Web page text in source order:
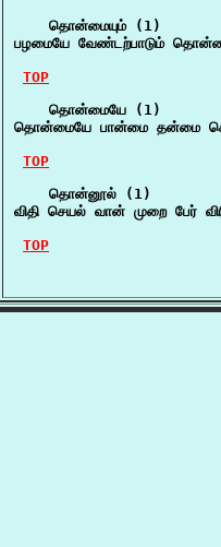
    தொன்மையும் (1)
பழமையே வேண்டற்பாடும்
TOP
    தொன்மையே (1)
தொன்மையே பான்மை தன்மை
TOP
    தொன்னூல் (1)
விதி செயல் வான் முறை
TOP